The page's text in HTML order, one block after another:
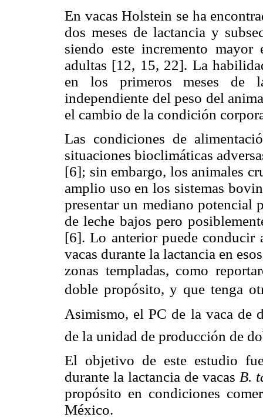
En vacas Holstein se ha
dos meses de lactancia y
siendo este incremento
adultas [12, 15, 22]. La
en los primeros meses de
independiente del peso del
el cambio de la condición
Las condiciones de
situaciones bioclimáticas
[6]; sin embargo, los animales
amplio uso en los sistemas
presentar un mediano potencial
de leche bajos pero
[6]. Lo anterior puede conducir
vacas durante la lactancia en
zonas templadas, como
doble propósito, y que tenga
Asimismo, el PC de la vaca de
de la unidad de producción de
El objetivo de este estudio
durante la lactancia de vacas B.
propósito en condiciones
México.